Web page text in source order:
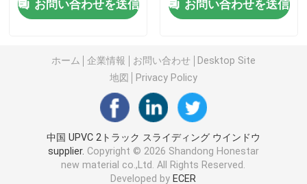
熱壊れ目アルミニウム窓
熱壊れ目のアルミニウム ドア
お問い合わせを送信
お問い合わせを送信
ホーム 企業情報 お問い合わせ
Desktop Site
地図
Privacy Policy
中国 UPVC 2トラック スライディング ウインドウ
supplier. Copyright © 2026 Shandong Honestar
new material co.,Ltd. All Rights Reserved.
Developed by ECER